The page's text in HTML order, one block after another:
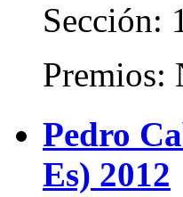
Sección:
Premios:
Pedro
Es) 2012